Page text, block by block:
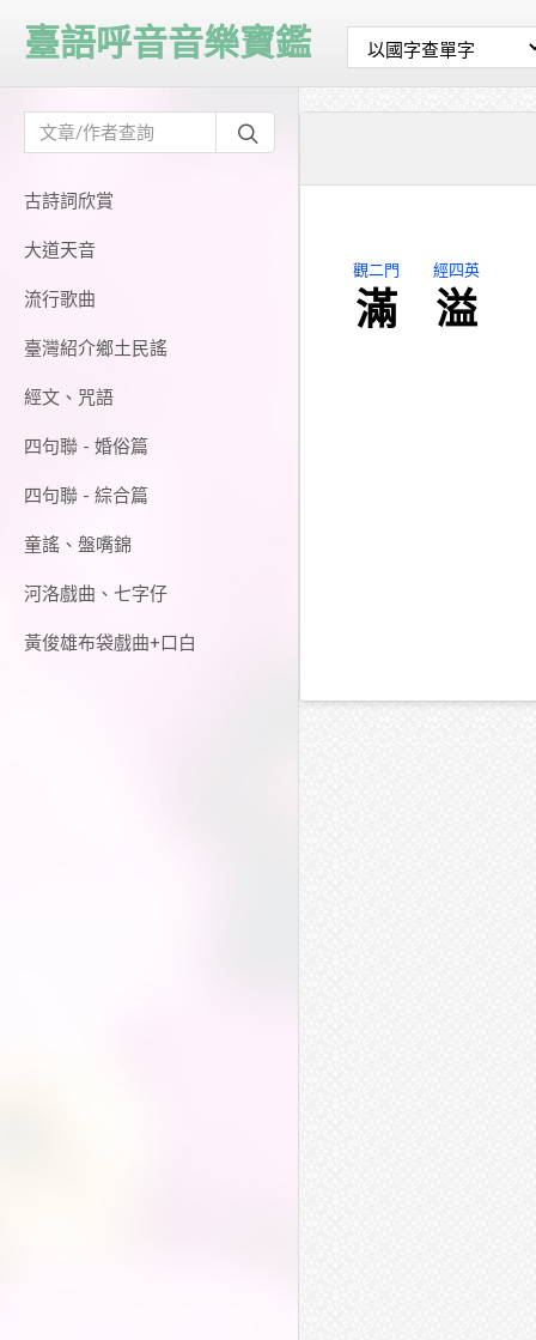
古詩詞欣賞
大道天音
流行歌曲
臺灣紹介鄉土民謠
經文、咒語
四句聯 - 婚俗篇
四句聯 - 綜合篇
童謠、盤嘴錦
河洛戲曲、七字仔
黃俊雄布袋戲曲+口白
臺語呼音音樂寶鑑
觀二門
滿
經四英
溢